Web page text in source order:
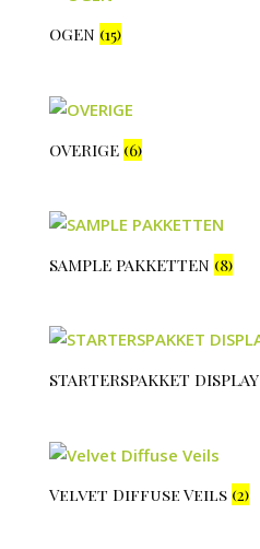
OGEN (15)
OVERIGE (6)
SAMPLE PAKKETTEN (8)
STARTERSPAKKET DISPLAY
Velvet Diffuse Veils (2)